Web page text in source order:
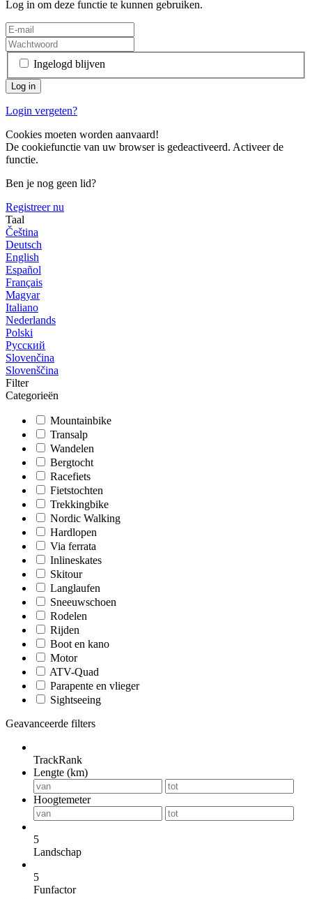
Log in om deze functie te kunnen gebruiken.
Ingelogd blijven
Login vergeten?
Cookies moeten worden aanvaard!
De cookiefunctie van uw browser is gedeactiveerd. Activeer de
functie.
Ben je nog geen lid?
Registreer nu
Taal
Čeština
Deutsch
English
Español
Français
Magyar
Italiano
Nederlands
Polski
Русский
Slovenčina
Slovenščina
Filter
Categorieën
Mountainbike
Transalp
Wandelen
Bergtocht
Racefiets
Fietstochten
Trekkingbike
Nordic Walking
Hardlopen
Via ferrata
Inlineskates
Skitour
Langlaufen
Sneeuwschoen
Rodelen
Rijden
Boot en kano
Motor
ATV-Quad
Parapente en vlieger
Sightseeing
Geavanceerde filters
TrackRank
Lengte (km)
Hoogtemeter
5
Landschap
5
Funfactor